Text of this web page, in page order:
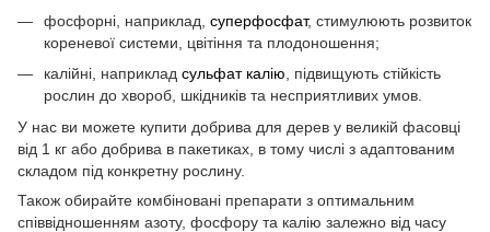
фосфорні, наприклад, суперфосфат, стимулюють розвиток
кореневої системи, цвітіння та плодоношення;
калійні, наприклад сульфат калію , підвищують стійкість
рослин до хвороб, шкідників та несприятливих умов.
У нас ви можете купити добрива для дерев у великій фасовці
від 1 кг або добрива в пакетиках, в тому числі з адаптованим
складом під конкретну рослину.
Також обирайте комбіновані препарати з оптимальним
співвідношенням азоту, фосфору та калію залежно від часу